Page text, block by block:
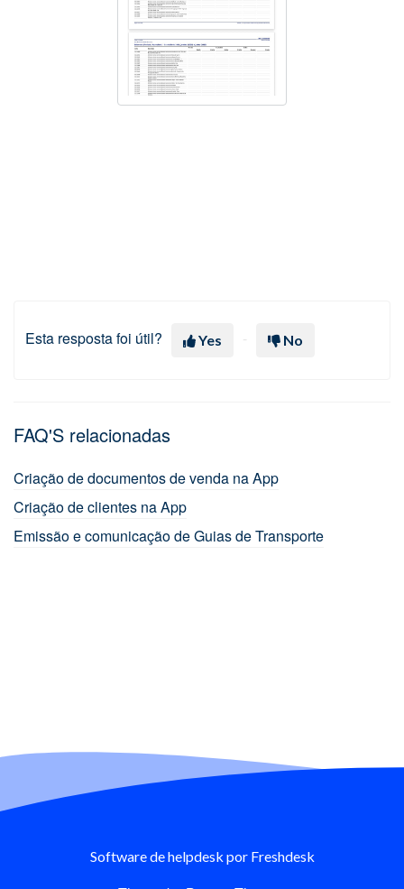
Esta resposta foi útil? Yes No
FAQ'S relacionadas
Criação de documentos de venda na App
Criação de clientes na App
Emissão e comunicação de Guias de Transporte
Software de helpdesk por Freshdesk